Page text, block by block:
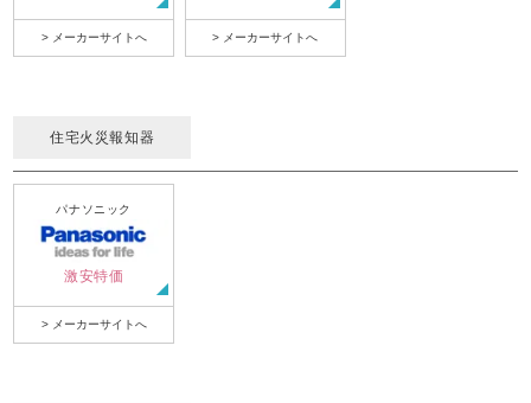
> メーカーサイトへ > メーカーサイトへ
住宅火災報知器
パナソニック
激安特価
> メーカーサイトへ